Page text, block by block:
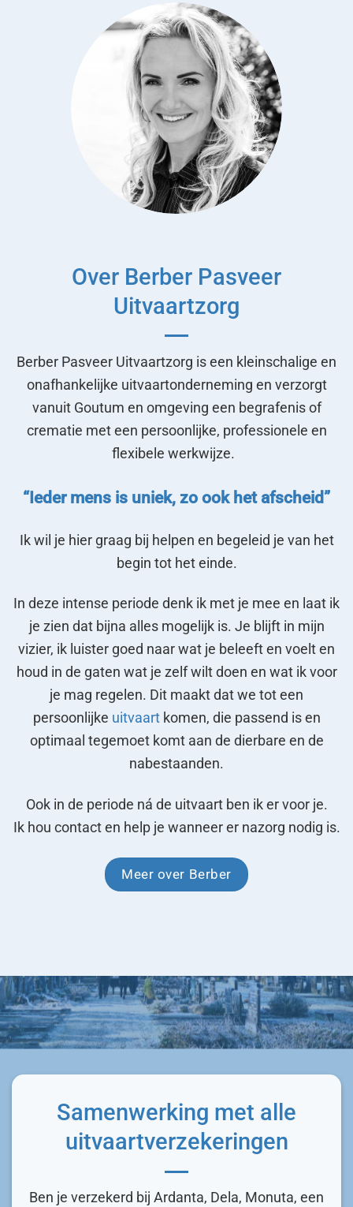
Over Berber Pasveer
Uitvaartzorg
Berber Pasveer Uitvaartzorg is een kleinschalige en
onafhankelijke uitvaartonderneming en verzorgt
vanuit Goutum en omgeving een begrafenis of
crematie met een persoonlijke, professionele en
flexibele werkwijze.
“Ieder mens is uniek, zo ook het afscheid”
Ik wil je hier graag bij helpen en begeleid je van het
begin tot het einde.
In deze intense periode denk ik met je mee en laat ik
je zien dat bijna alles mogelijk is. Je blijft in mijn
vizier, ik luister goed naar wat je beleeft en voelt en
houd in de gaten wat je zelf wilt doen en wat ik voor
je mag regelen. Dit maakt dat we tot een
persoonlijke uitvaartkomen, die passend is en
optimaal tegemoet komt aan de dierbare en de
nabestaanden.
Ook in de periode ná de uitvaart ben ik er voor je.
Ik hou contact en help je wanneer er nazorg nodig is.
Meer over Berber
Samenwerking met alle
uitvaartverzekeringen
Ben je verzekerd bij Ardanta, Dela, Monuta, een